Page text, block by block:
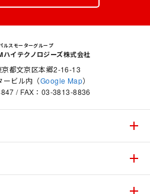
ルスモーターグループ
ハイテクノロジーズ株式会社
都文京区本郷2-16-13
ービル内（Google Map）
/ FAX：03-3813-8836